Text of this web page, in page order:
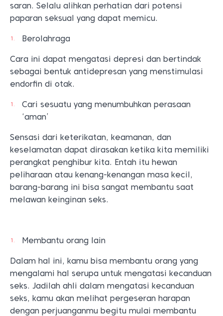
saran. Selalu alihkan perhatian dari potensi
paparan seksual yang dapat memicu.
Berolahraga
Cara ini dapat mengatasi depresi dan bertindak
sebagai bentuk antidepresan yang menstimulasi
endorfin di otak.
Cari sesuatu yang menumbuhkan perasaan
‘aman’
Sensasi dari keterikatan, keamanan, dan
keselamatan dapat dirasakan ketika kita memiliki
perangkat penghibur kita. Entah itu hewan
peliharaan atau kenang-kenangan masa kecil,
barang-barang ini bisa sangat membantu saat
melawan keinginan seks.
Membantu orang lain
Dalam hal ini, kamu bisa membantu orang yang
mengalami hal serupa untuk mengatasi kecanduan
seks. Jadilah ahli dalam mengatasi kecanduan
seks, kamu akan melihat pergeseran harapan
dengan perjuanganmu begitu mulai membantu